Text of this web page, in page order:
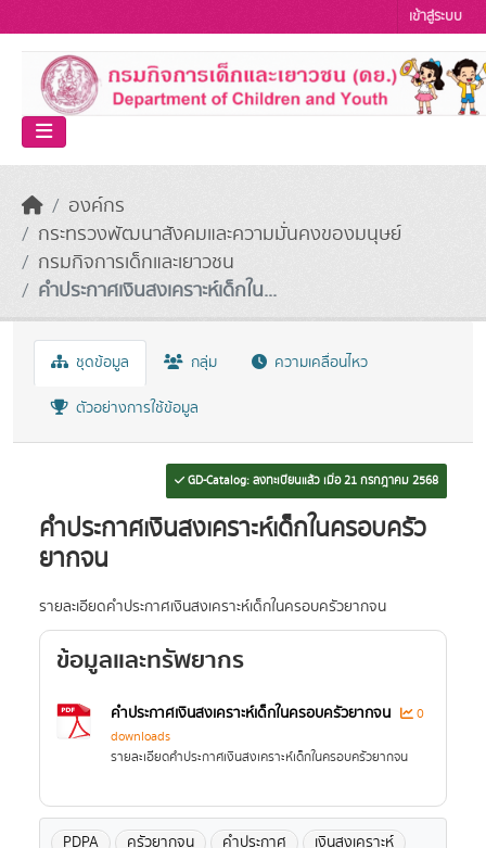
เข้าสู่ระบบ
องค์กร
กระทรวงพัฒนาสังคมและความมั่นคงของมนุษย์
กรมกิจการเด็กและเยาวชน
คำประกาศเงินสงเคราะห์เด็กใน...
ชุดข้อมูล กลุ่ม ความเคลื่อนไหว
ตัวอย่างการใช้ข้อมูล
GD-Catalog: ลงทะเบียนแล้ว เมื่อ 21 กรกฎาคม 2568
คำประกาศเงินสงเคราะห์เด็กในครอบครัว
ยากจน
รายละเอียดคำประกาศเงินสงเคราะห์เด็กในครอบครัวยากจน
ข้อมูลและทรัพยากร
คำประกาศเงินสงเคราะห์เด็กในครอบครัวยากจน
0
downloads
รายละเอียดคำประกาศเงินสงเคราะห์เด็กในครอบครัวยากจน
PDPA ครัวยากจน คำประกาศ เงินสงเคราะห์